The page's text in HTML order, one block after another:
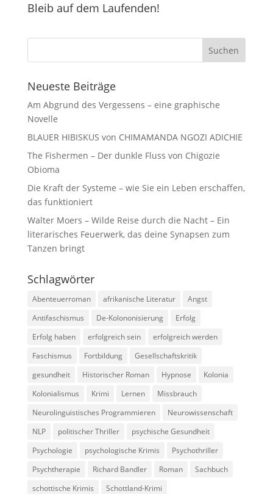
Bleib auf dem Laufenden!
Neueste Beiträge
Am Abgrund des Vergessens – eine graphische
Novelle
BLAUER HIBISKUS von CHIMAMANDA NGOZI ADICHIE
The Fishermen – Der dunkle Fluss von Chigozie
Obioma
Die Kraft der Systeme – wie Sie ein Leben erschaffen,
das funktioniert
Walter Moers – Wilde Reise durch die Nacht – Ein
literarisches Feuerwerk, das deine Synapsen zum
Tanzen bringt
Schlagwörter
Abenteuerroman afrikanische Literatur
Angst
Antifaschismus
De-Kolononisierung
Erfolg
Erfolg haben
erfolgreich sein
erfolgreich werden
Faschismus
Fortbildung
Gesellschaftskritik
gesundheit
Historischer Roman Hypnose
Kolonia
Kolonialismus
Krimi Lernen
Missbrauch
Neurolinguistisches Programmieren
Neurowissenschaft
NLP
politischer Thriller
psychische Gesundheit
Psychologie
psychologische Krimis
Psychothriller
Psychtherapie
Richard Bandler Roman
Sachbuch
schottische Krimis
Schottland-Krimi